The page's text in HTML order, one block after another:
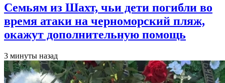
Семьям из Шахт, чьи дети погибли во
время атаки на черноморский пляж,
окажут дополнительную помощь
3 минуты назад